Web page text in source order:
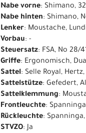
Nabe vorne: Shimano,
Nabe hinten: Shimano,
Lenker: Moustache,
Vorbau: -
Steuersatz: FSA, No 28/
Griffe: Ergonomisch,
Sattel: Selle Royal,
Sattelstütze: Gefedert,
Sattelklemmung:
Frontleuchte:
Rückleuchte:
STVZO: Ja